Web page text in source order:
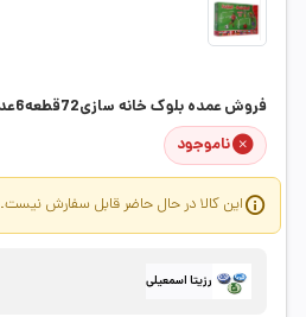
فروش عمده بلوک خانه سازی72قطعه6عدد
ناموجود
این کالا در حال حاضر قابل سفارش نیست.
رزیتا اسمعیلی